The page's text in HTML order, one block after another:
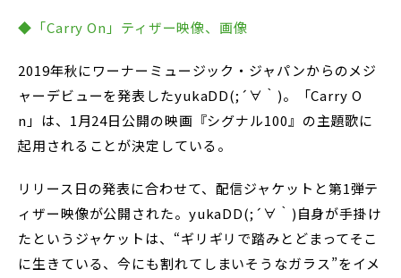
◆「Carry On」ティザー映像、画像
2019年秋にワーナーミュージック・ジャパンからのメジ
ャーデビューを発表したyukaDD(;´∀｀)。「Carry O
n」は、1月24日公開の映画『シグナル100』の主題歌に
起用されることが決定している。
リリース日の発表に合わせて、配信ジャケットと第1弾テ
ィザー映像が公開された。yukaDD(;´∀｀)自身が手掛け
たというジャケットは、“ギリギリで踏みとどまってそこ
に生きている、今にも割れてしまいそうなガラス”をイメ